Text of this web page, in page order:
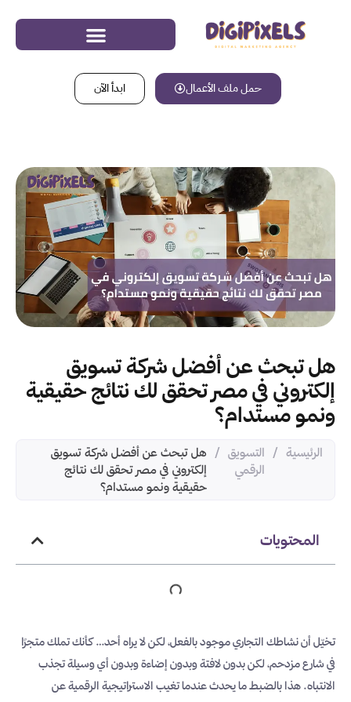
حمل ملف الأعمال ابدأ الآن
هل تبحث عن أفضل شركة تسويق
إلكتروني في مصر تحقق لك نتائج حقيقية
ونمو مستدام؟
الرئيسية /
التسويق
الرقمي
/
هل تبحث عن أفضل شركة تسويق
إلكتروني في مصر تحقق لك نتائج
حقيقية ونمو مستدام؟
المحتويات
تخيّل أن نشاطك التجاري موجود بالفعل، لكن لا يراه أحد… كأنك تملك متجرًا
في شارع مزدحم، لكن بدون لافتة وبدون إضاءة وبدون أي وسيلة تجذب
الانتباه. هذا بالضبط ما يحدث عندما تغيب الاستراتيجية الرقمية عن